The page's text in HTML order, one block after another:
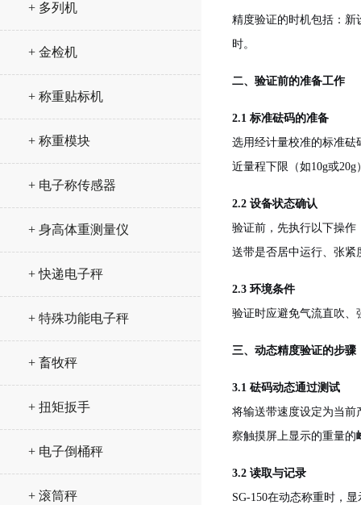
+ 多列机
+ 金检机
+ 称重贴标机
+ 称重模块
+ 电子称传感器
+ 身高体重测量仪
+ 快递电子秤
+ 特殊功能电子秤
+ 畜牧秤
+ 扭矩扳手
+ 电子倒桶秤
+ 滚筒秤
精度验证的时机包括：新
时。
二、验证前的准备工作
2.1 标准砝码的准备
选用经计量校准的标准砝
近量程下限（如10g或
2.2 设备状态确认
验证前，先执行以下操作
送带是否居中运行、张紧
2.3 环境条件
验证时应避免气流直吹、
三、动态精度验证的步骤
3.1 砝码动态通过测试
将输送带速度设定为当前
察触摸屏上显示的重量的
3.2 读取与记录
SG-150在动态称重时，